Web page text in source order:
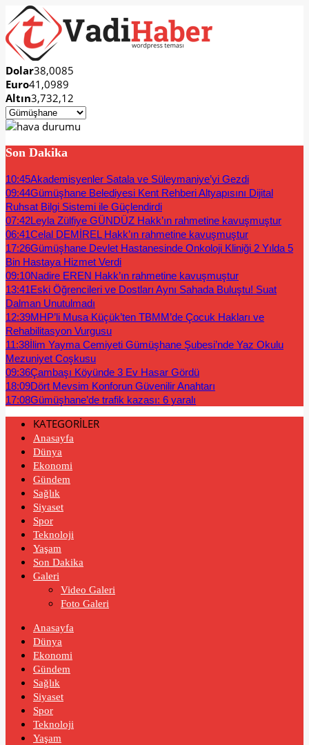
Dolar38,0085
Euro41,0989
Altın3,732,12
Son Dakika
10:45Akademisyenler Satala ve Süleymaniye’yi Gezdi
09:44Gümüşhane Belediyesi Kent Rehberi Altyapısını Dijital
Ruhsat Bilgi Sistemi ile Güçlendirdi
07:42Leyla Zülfiye GÜNDÜZ Hakk’ın rahmetine kavuşmuştur
06:41Celal DEMİREL Hakk’ın rahmetine kavuşmuştur
17:26Gümüşhane Devlet Hastanesinde Onkoloji Kliniği 2 Yılda 5
Bin Hastaya Hizmet Verdi
09:10Nadire EREN Hakk’ın rahmetine kavuşmuştur
13:41Eski Öğrencileri ve Dostları Aynı Sahada Buluştu! Suat
Dalman Unutulmadı
12:39MHP’li Musa Küçük’ten TBMM’de Çocuk Hakları ve
Rehabilitasyon Vurgusu
11:38İlim Yayma Cemiyeti Gümüşhane Şubesi’nde Yaz Okulu
Mezuniyet Coşkusu
09:36Çambaşı Köyünde 3 Ev Hasar Gördü
18:09Dört Mevsim Konforun Güvenilir Anahtarı
17:08Gümüşhane’de trafik kazası: 6 yaralı
KATEGORİLER
Anasayfa
Dünya
Ekonomi
Gündem
Sağlık
Siyaset
Spor
Teknoloji
Yaşam
Son Dakika
Galeri
Video Galeri
Foto Galeri
Anasayfa
Dünya
Ekonomi
Gündem
Sağlık
Siyaset
Spor
Teknoloji
Yaşam